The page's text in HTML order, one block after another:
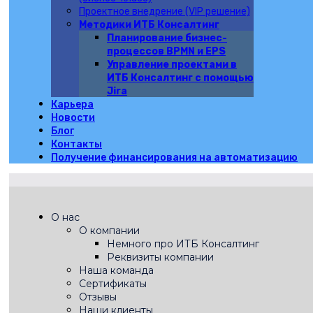
Проектное внедрение (VIP решение)
Методики ИТБ Консалтинг
Планирование бизнес-
процессов BPMN и EPS
Управление проектами в
ИТБ Консалтинг с помощью
Jira
Карьера
Новости
Блог
Контакты
Получение финансирования на автоматизацию
О нас
О компании
Немного про ИТБ Консалтинг
Реквизиты компании
Наша команда
Сертификаты
Отзывы
Наши клиенты